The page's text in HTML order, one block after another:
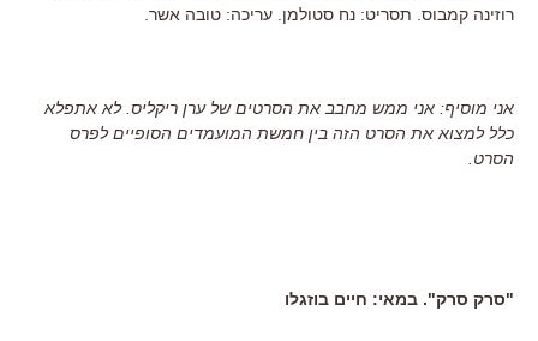
רוזינה קמבוס. תסריט: נח סטולמן. עריכה: טובה אשר.
אני מוסיף: אני ממש מחבב את הסרטים של ערן ריקליס. לא אתפלא
כלל למצוא את הסרט הזה בין חמשת המועמדים הסופיים לפרס
הסרט.
"סרק סרק". במאי: חיים בוזגלו